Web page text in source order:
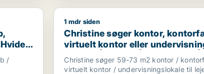
eller garage til leje i Hvide Sande
/
Christine søger kontor,
1 mdr siden
Christine søger kontor,
virtuelt kontor eller
til leje i Århus C, Århus N eller
m.fl.
Christine søger 59-73 m2 kontor /
virtuelt kontor / undervisningslokale til